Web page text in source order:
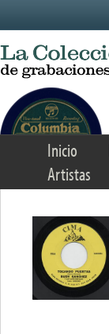
Inicio
Artistas